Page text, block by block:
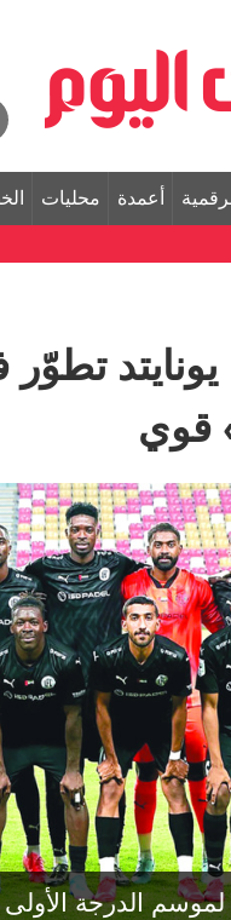
أعمدة محليات
تطوّر
قوي
لموسم الدرجة
مواجهة